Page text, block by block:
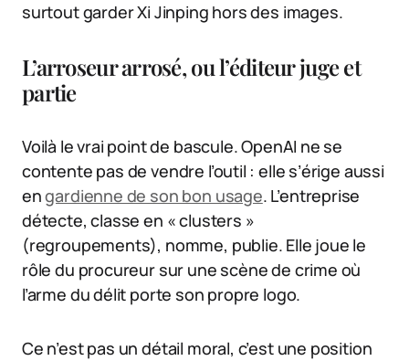
surtout garder Xi Jinping hors des images.
L’arroseur arrosé, ou l’éditeur juge et
partie
Voilà le vrai point de bascule. OpenAI ne se
contente pas de vendre l’outil : elle s’érige aussi
engardienne de son bon usage. L’entreprise
détecte, classe en « clusters »
(regroupements), nomme, publie. Elle joue le
rôle du procureur sur une scène de crime où
l’arme du délit porte son propre logo.
Ce n’est pas un détail moral, c’est une position